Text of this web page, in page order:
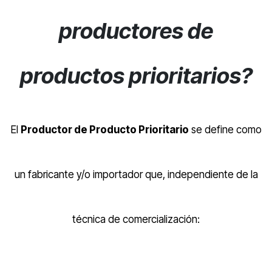
productores de
productos prioritarios?
El Productor de Producto Prioritario se define como
un fabricante y/o importador que, independiente de la
técnica de comercialización: